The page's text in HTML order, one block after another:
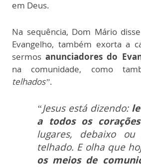
em Deus.
Na sequência, Dom Mário
Evangelho, também exorta a
sermosanunciadores do
na comunidade, como
telhados”.
“Jesus está dizendo:
a todos os corações
lugares, debaixo
telhado. E olha que
os meios de